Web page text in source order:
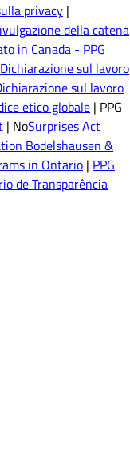
privacy |
della catena
in Canada - PPG
Dichiarazione sul lavoro
sul lavoro
etico globale | PPG
| NoSurprises Act
Bodelshausen &
in Ontario | PPG
de Transparência